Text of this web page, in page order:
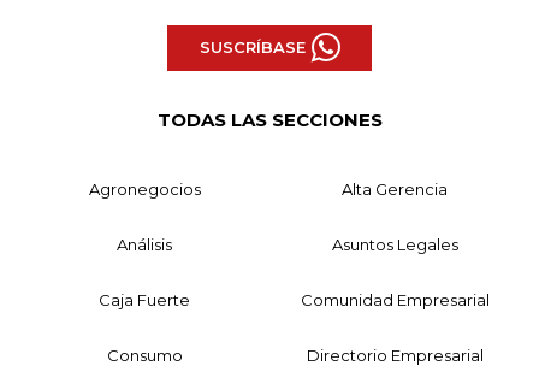
SUSCRÍBASE
TODAS LAS SECCIONES
Agronegocios Alta Gerencia
Análisis Asuntos Legales
Caja Fuerte Comunidad Empresarial
Consumo Directorio Empresarial